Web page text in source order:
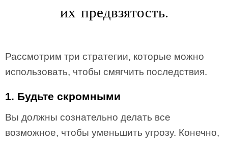
их предвзятость.
Рассмотрим три стратегии, которые можно
использовать, чтобы смягчить последствия.
1. Будьте скромными
Вы должны сознательно делать все
возможное, чтобы уменьшить угрозу. Конечно,